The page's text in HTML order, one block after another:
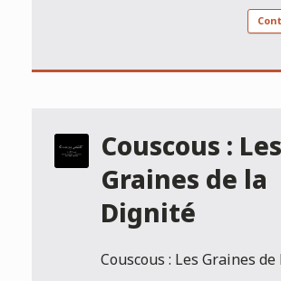
Couscous : Les
Graines de la
Dignité
Couscous : Les Graines